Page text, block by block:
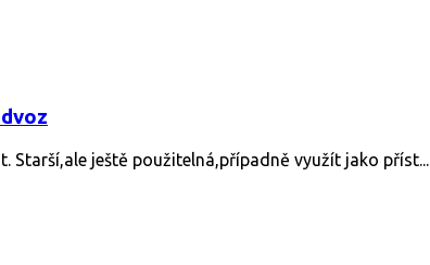
Starší,ale ještě použitelná,případně využít jako příst...